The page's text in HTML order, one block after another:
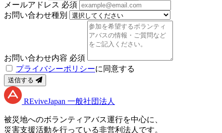
メールアドレス 必須
お問い合わせ種別
お問い合わせ内容 必須
プライバシーポリシーに同意する
送信する
REviveJapan 一般社団法人
被災地へのボランティアバス運行を中心に、
災害支援活動を行っている非営利法人です。